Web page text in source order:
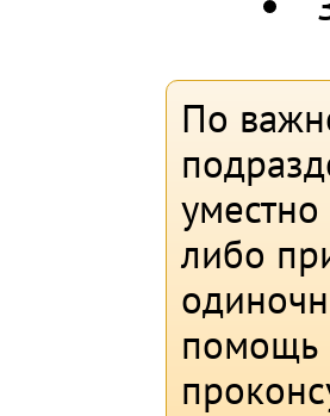
По
либо
помощь